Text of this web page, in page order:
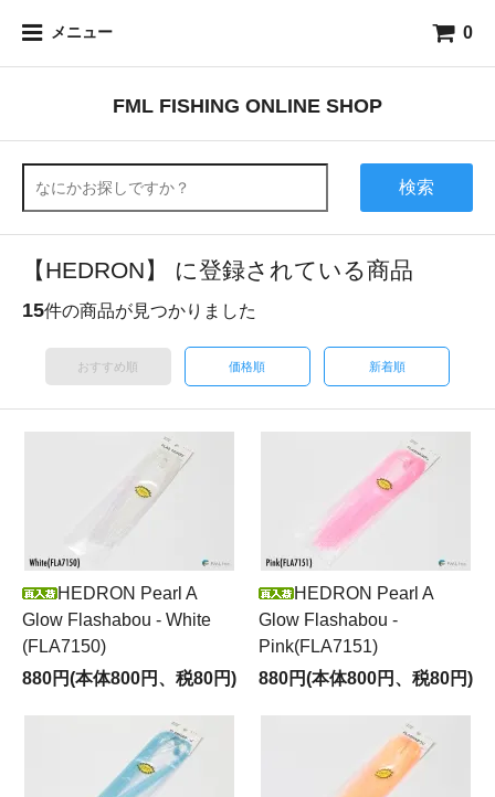
メニュー 0
FML FISHING ONLINE SHOP
検索
【HEDRON】 に登録されている商品
15件の商品が見つかりました
おすすめ順 価格順 新着順
HEDRON Pearl A
Glow Flashabou - White
(FLA7150)
880円(本体800円、税80円)
HEDRON Pearl A
Glow Flashabou -
Pink(FLA7151)
880円(本体800円、税80円)